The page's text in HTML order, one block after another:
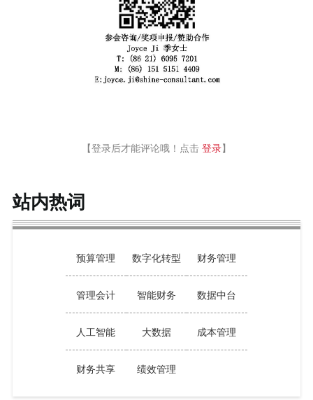
【登录后才能评论哦！点击 登录】
站内热词
预算管理 数字化转型 财务管理
管理会计 智能财务 数据中台
人工智能 大数据 成本管理
财务共享 绩效管理